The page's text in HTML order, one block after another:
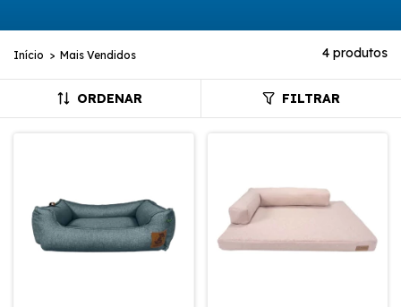
Início > Mais Vendidos 4 produtos
ORDENAR FILTRAR